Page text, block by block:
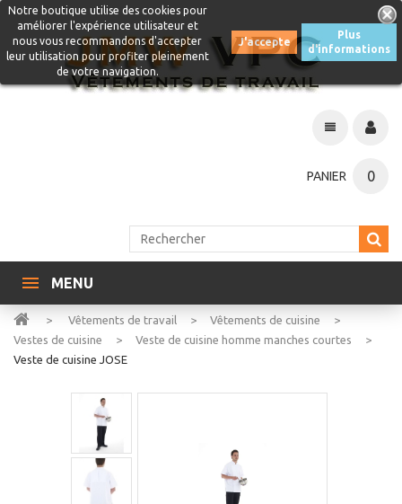
PANIER 0
Notre boutique utilise des cookies pour
améliorer l'expérience utilisateur et
nous vous recommandons d'accepter
leur utilisation pour profiter pleinement
de votre navigation.
J'accepte
Plus
d'informations
MENU
> Vêtements de travail > Vêtements de cuisine
>
Vestes de cuisine
> Veste de cuisine homme manches courtes
>
Veste de cuisine JOSE